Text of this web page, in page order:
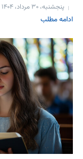
پنجشنبه، ۳۰ مرداد، ۱۴۰۴
ادامه مطلب